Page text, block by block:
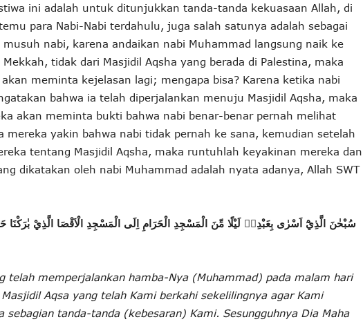
ini adalah untuk ditunjukkan tanda-tanda kekuasaan Allah, di
para Nabi-Nabi terdahulu, juga salah satunya adalah sebagai
nabi, karena andaikan nabi Muhammad langsung naik ke
tidak dari Masjidil Aqsha yang berada di Palestina, maka
meminta kejelasan lagi; mengapa bisa? Karena ketika nabi
bahwa ia telah diperjalankan menuju Masjidil Aqsha, maka
akan meminta bukti bahwa nabi benar-benar pernah melihat
mereka yakin bahwa nabi tidak pernah ke sana, kemudian setelah
tentang Masjidil Aqsha, maka runtuhlah keyakinan mereka dan
dikatakan oleh nabi Muhammad adalah nyata adanya, Allah SWT
سُبْحٰنَ الَّذِيْٓ اَسْرٰى بِعَبْدِهٖ لَيْلًا مِّنَ الْمَسْجِدِ الْحَرَامِ اِلَى الْمَسْجِدِ الْاَقْصَا الَّذِيْ بٰرَكْنَا
telah memperjalankan hamba-Nya (Muhammad) pada malam hari
Aqsa yang telah Kami berkahi sekelilingnya agar Kami
sebagian tanda-tanda (kebesaran) Kami. Sesungguhnya Dia Maha